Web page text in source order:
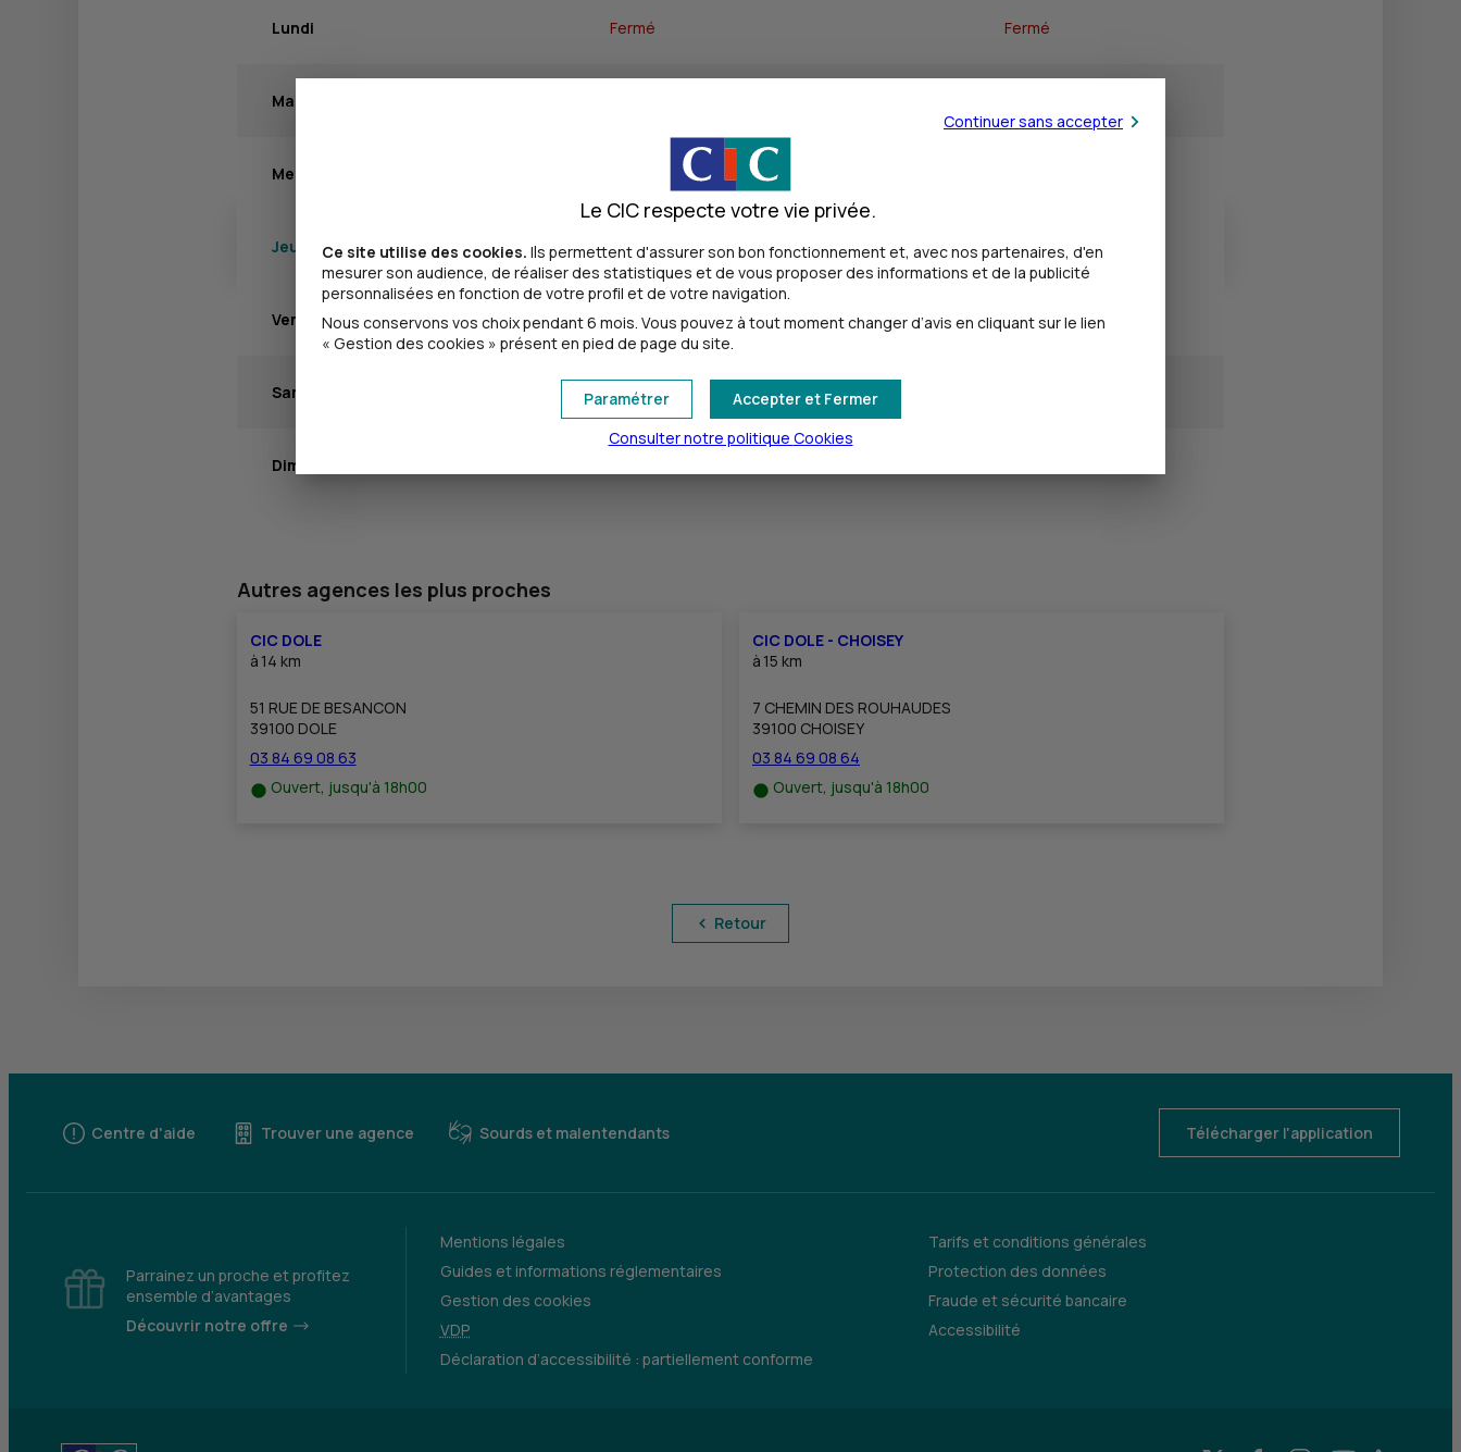
Lundi Fermé Fermé
Mardi
Mercredi 09h00 - 12h30
Jeudi 09h00 - 12h30 13h30 - 18h00
Vendredi 09h00 - 12h30 13h30 - 18h00
Samedi 09h00 - 12h30
Dimanche
Autres agences les plus proches
CIC DOLE
à 14 km
51 RUE DE BESANCON
39100 DOLE
03 84 69 08 63
Ouvert, jusqu'à 18h00
CIC DOLE - CHOISEY
à 15 km
7 CHEMIN DES ROUHAUDES
39100 CHOISEY
03 84 69 08 64
Ouvert, jusqu'à 18h00
Retour
Centre d'aide Trouver une agence Sourds et malentendants Télécharger l'application
Parrainez un proche et profitez
ensemble d’avantages
Découvrir notre offre
Mentions légales
Tarifs et conditions générales
Guides et informations réglementaires
Protection des données
Gestion des cookies
Fraude et sécurité bancaire
VDP
Accessibilité
Déclaration d’accessibilité : partiellement conforme
Continuer sans accepter
Le CIC respecte votre vie privée.
Ce site utilise des cookies. Ils permettent d'assurer son bon fonctionnement et, avec nos partenaires, d'en
mesurer son audience, de réaliser des statistiques et de vous proposer des informations et de la publicité
personnalisées en fonction de votre profil et de votre navigation.
Nous conservons vos choix pendant 6 mois. Vous pouvez à tout moment changer d’avis en cliquant sur le lien
« Gestion des cookies » présent en pied de page du site.
Accepter et Fermer
Paramétrer
Consulter notre politique Cookies